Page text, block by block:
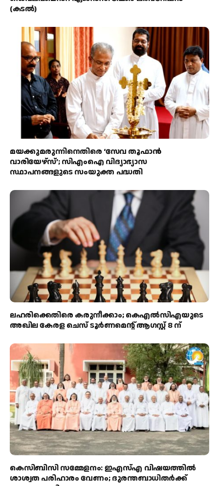
(കടല്‍)
മയക്കുമരുന്നിനെതിരെ ‘സേവ തൂഫാൻ
വാരിയേഴ്‌സ്’; സിഎംഐ വിദ്യാഭ്യാസ
സ്ഥാപനങ്ങളുടെ സംയുക്ത പദ്ധതി
ലഹരിക്കെതിരെ കരുനീക്കാം; കെഎൽസിഎയുടെ
അഖില കേരള ചെസ് ടൂർണമെന്റ് ആഗസ്റ്റ് 8 ന്
കെസിബിസി സമ്മേളനം: ഇഎസ്എ വിഷയത്തിൽ
ശാശ്വത പരിഹാരം വേണം; ദുരന്തബാധിതർക്ക്